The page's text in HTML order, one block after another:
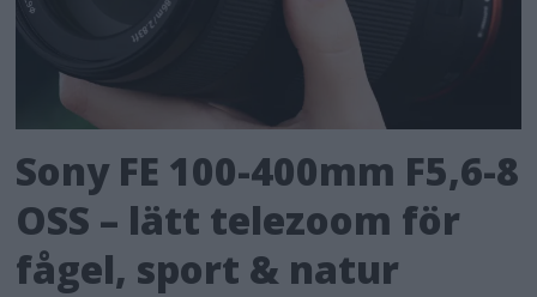
Sony FE 100-400mm F5,6-8
OSS – lätt telezoom för
fågel, sport & natur